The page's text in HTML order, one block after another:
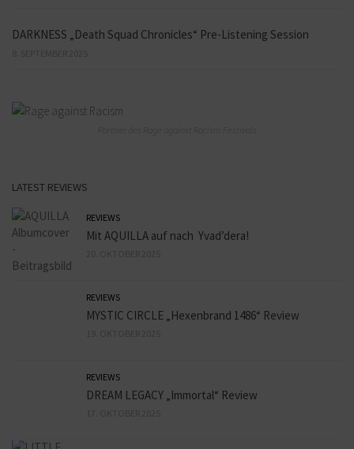
DARKNESS „Death Squad Chronicles“ Pre-Listening Session
LATEST REVIEWS
REVIEWS
Mit AQUILLA auf nach Yvad’dera!
REVIEWS
MYSTIC CIRCLE „Hexenbrand 1486“ Review
REVIEWS
DREAM LEGACY „Immortal“ Review